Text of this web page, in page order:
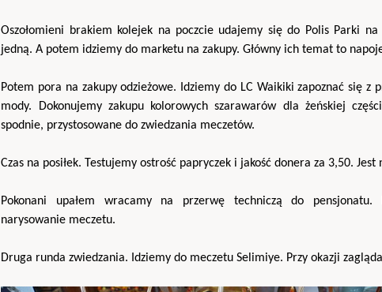
Oszołomieni brakiem kolejek na poczcie udajemy się do Polis Parki
jedną. A potem idziemy do marketu na zakupy. Główny ich temat to
Potem pora na zakupy odzieżowe. Idziemy do LC Waikiki zapoznać się z
mody. Dokonujemy zakupu kolorowych szarawarów dla żeńskiej
spodnie, przystosowane do zwiedzania meczetów.
Czas na posiłek. Testujemy ostrość papryczek i jakość donera za 3,50. Jest
Pokonani upałem wracamy na przerwę techniczą do
narysowanie meczetu.
Druga runda zwiedzania. Idziemy do meczetu Selimiye. Przy okazji